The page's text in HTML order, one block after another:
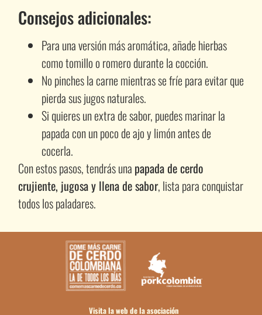
Consejos adicionales:
Para una versión más aromática, añade hierbas
como tomillo o romero durante la cocción.
No pinches la carne mientras se fríe para evitar que
pierda sus jugos naturales.
Si quieres un extra de sabor, puedes marinar la
papada con un poco de ajo y limón antes de
cocerla.
Con estos pasos, tendrás una papada de cerdo
crujiente, jugosa y llena de sabor, lista para conquistar
todos los paladares.
Visita la web de la asociación